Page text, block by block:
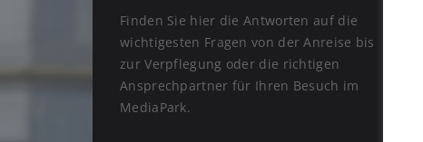
Finden Sie hier die Antworten auf die
wichtigesten Fragen von der Anreise bis
zur Verpflegung oder die richtigen
Ansprechpartner für Ihren Besuch im
MediaPark.